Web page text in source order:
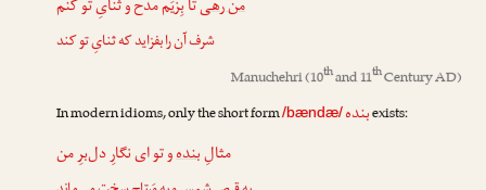
من رهیتا بِزیَم مدح و ثنایِ تو کنم
شرف آن را بفزاید که ثنایِ تو کند
Manuchehri(10thand 11thCentury AD)
In modern idioms, only the short form/bændæ/بندهexists:
مثالِبندهو تو ای نگارِ دل‌برِ من